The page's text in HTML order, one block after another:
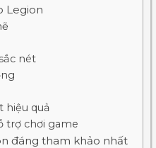
Legion
nét
hiệu quả
trợ chơi game
đáng tham khảo nhất